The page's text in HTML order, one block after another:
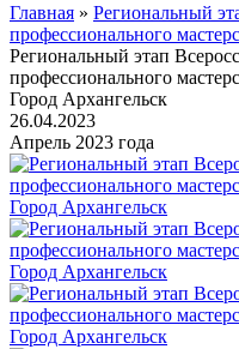
Главная » Региональный
профессионального
Региональный этап
профессионального
Город Архангельск
26.04.2023
Апрель 2023 года